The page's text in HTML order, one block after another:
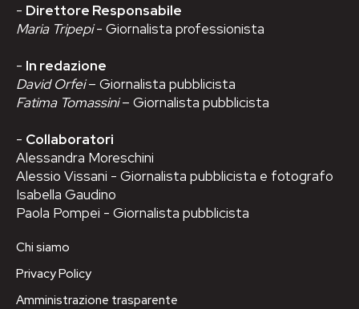
- Direttore Responsabile
Maria Tripepi- Giornalista professionista
- In redazione
David Orfei– Giornalista pubblicista
Fatima Tomassini– Giornalista pubblicista
- Collaboratori
Alessandra Moreschini
Alessio Vissani - Giornalista pubblicista e fotografo
Isabella Gaudino
Paola Pompei - Giornalista pubblicista
Chi siamo
Privacy Policy
Amministrazione trasparente